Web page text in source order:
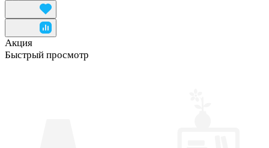
Акция
Быстрый просмотр